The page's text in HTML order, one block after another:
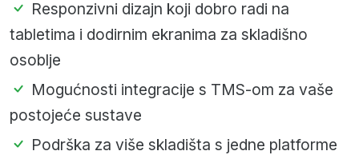
Responzivni dizajn koji dobro radi na
tabletima i dodirnim ekranima za skladišno
osoblje
Mogućnosti integracije s TMS-om za vaše
postojeće sustave
Podrška za više skladišta s jedne platforme